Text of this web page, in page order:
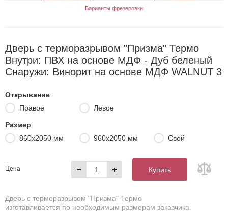
Варианты фрезеровки
Дверь с терморазрывом "Призма" Термо
Внутри: ПВХ на основе МДФ - Дуб беленый
Снаружи: Винорит на основе МДФ WALNUT 3
Открывание
Правое
Левое
Размер
860х2050 мм
960х2050 мм Свой
Цена Купить
Дверь с терморазрывом "Призма" Термо
изготавливается по необходимым размерам заказчика.